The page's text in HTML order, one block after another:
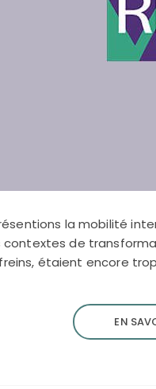
la mobilité
de
étaient encore
EN